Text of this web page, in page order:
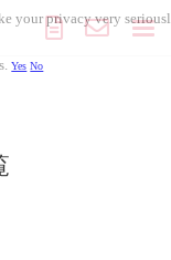
your privacy very
Yes No